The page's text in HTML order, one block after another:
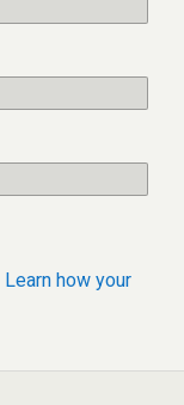
Learn how your